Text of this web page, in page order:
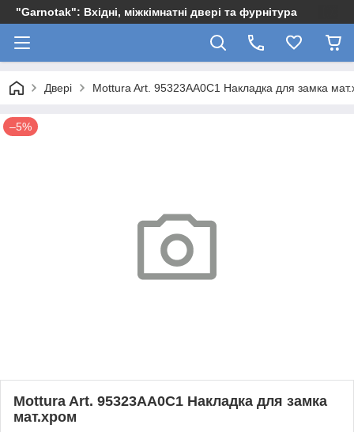
"Garnotak": Вхідні, міжкімнатні двері та фурнітура
Двері Mottura Art. 95323AA0C1 Накладка для замка
–5%
Mottura Art. 95323AA0C1 Накладка для замка
мат.хром